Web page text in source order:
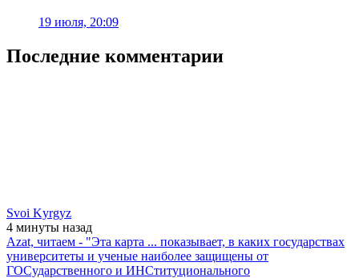
19 июля, 20:09
Последние комментарии
Svoi Kyrgyz
4 минуты назад
Azat, читаем - "Эта карта ... показывает, в каких государствах
университеты и ученые наиболее защищены от
ГОСударственного и ИНСтитуционального